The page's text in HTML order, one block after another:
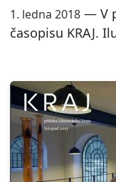
1. ledna 2018— V
časopisu KRAJ.